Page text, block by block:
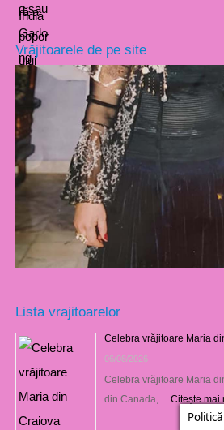
Vrăjitoarele de pe site
Lista vrajitoarelor
Celebra vrăjitoare Maria
06/08/2026
Celebra vrăjitoare Maria
din Canada, … Citește mai